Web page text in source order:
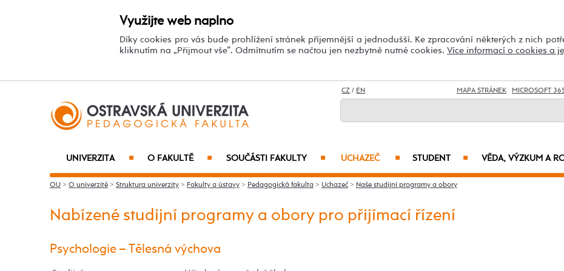
Využijte web naplno
Díky cookies pro vás bude prohlížení stránek příjemnější a jednodušší. Ke zpracování některých z nich
kliknutím na „Přijmout vše“. Odmítnutím se načtou jen nezbytně nutné cookies. Více informací o cookies a
CZ / EN MAPA STRÁNEK MICROSOFT
UNIVERZITA ■ O FAKULTĚ ■ SOUČÁSTI FAKULTY ■ UCHAZEČ ■ STUDENT ■ VĚDA, VÝZKUM A
OU > O univerzitě > Struktura univerzity > Fakulty a ústavy > Pedagogická fakulta > Uchazeč > Naše studijní programy a obory
Nabízené studijní programy a obory pro přijímací řízení
Psychologie – Tělesná výchova